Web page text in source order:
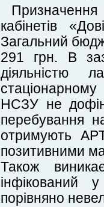
Призначення
кабінетів
Загальний
291 грн. В
діяльністю
НСЗУ не
перебування
отримують
позитивними
Також
інфікований
порівняно